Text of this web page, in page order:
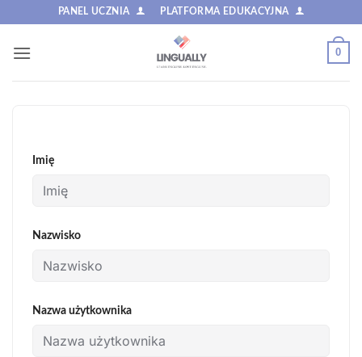
zawartości
PANEL UCZNIA PLATFORMA EDUKACYJNA
0
Imię
Nazwisko
Nazwa użytkownika